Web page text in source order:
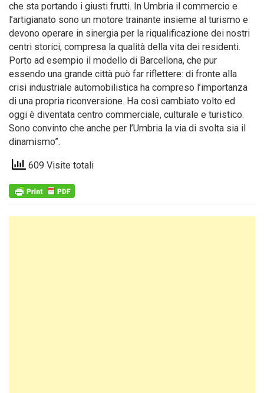
che sta portando i giusti frutti. In Umbria il commercio e
l’artigianato sono un motore trainante insieme al turismo e
devono operare in sinergia per la riqualificazione dei nostri
centri storici, compresa la qualità della vita dei residenti.
Porto ad esempio il modello di Barcellona, che pur
essendo una grande città può far riflettere: di fronte alla
crisi industriale automobilistica ha compreso l’importanza
di una propria riconversione. Ha così cambiato volto ed
oggi è diventata centro commerciale, culturale e turistico.
Sono convinto che anche per l’Umbria la via di svolta sia il
dinamismo”.
609 Visite totali